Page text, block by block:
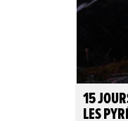
15
LES